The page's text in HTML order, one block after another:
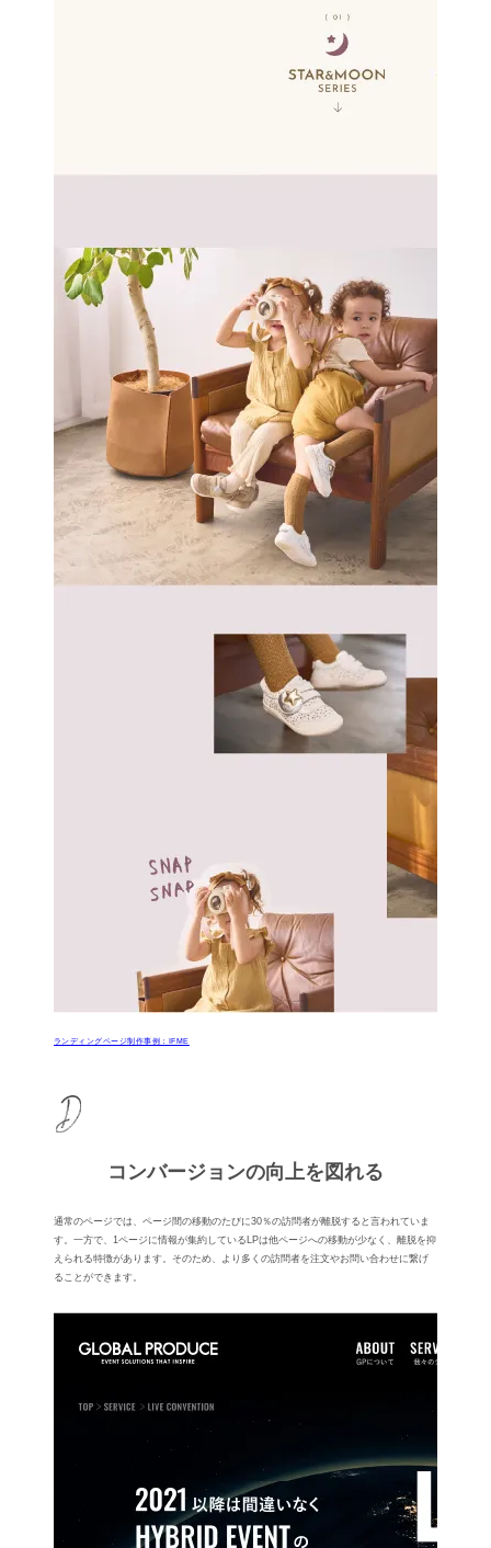
ランディングページ制作事例：IFME
コンバージョンの向上を図れる
通常のページでは、ページ間の移動のたびに30％の訪問者が離脱すると⾔われていま
す。⼀⽅で、1ページに情報が集約しているLPは他ページへの移動が少なく、離脱を抑
えられる特徴があります。そのため、より多くの訪問者を注⽂やお問い合わせに繋げ
ることができます。